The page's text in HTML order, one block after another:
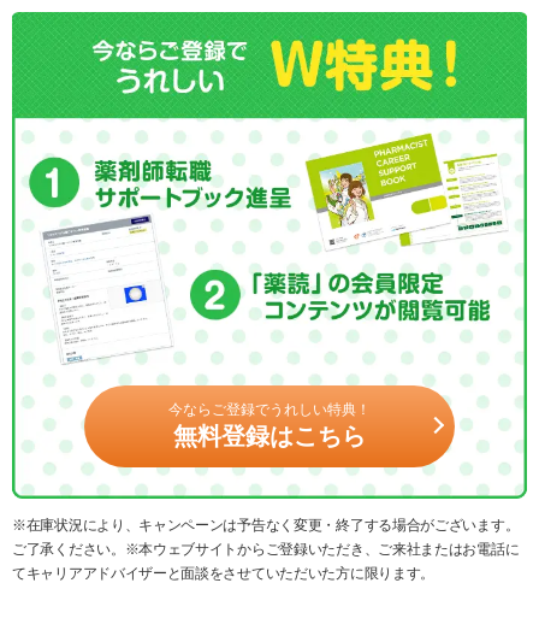
今ならご登録でうれしい特典！
無料登録はこちら
※在庫状況により、キャンペーンは予告なく変更・終了する場合がございます。
ご了承ください。※本ウェブサイトからご登録いただき、ご来社またはお電話に
てキャリアアドバイザーと面談をさせていただいた方に限ります。